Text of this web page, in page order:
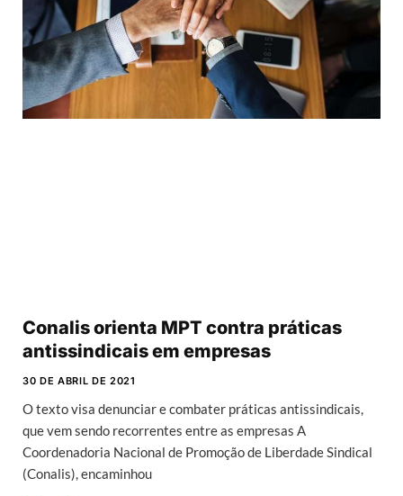
Conalis orienta MPT contra práticas
antissindicais em empresas
30 DE ABRIL DE 2021
O texto visa denunciar e combater práticas antissindicais,
que vem sendo recorrentes entre as empresas A
Coordenadoria Nacional de Promoção de Liberdade Sindical
(Conalis), encaminhou